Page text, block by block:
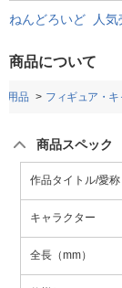
ねんどろいど 人気
商品について
用品 フィギュア・
商品スペック
作品タイトル/愛称
キャラクター
全長（mm）